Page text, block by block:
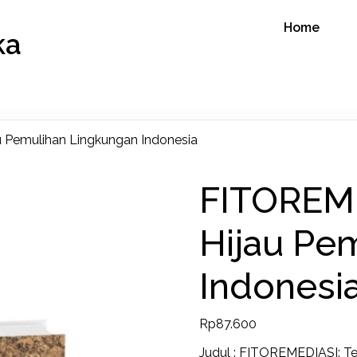
Home
Lingkungan Indonesia
Hijau
Rp87.600
Judul : FITOREMEDIASI: